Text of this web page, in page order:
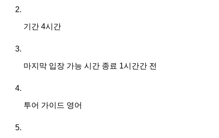
기간 4시간
마지막 입장 가능 시간 종료 1시간간 전
투어 가이드 영어